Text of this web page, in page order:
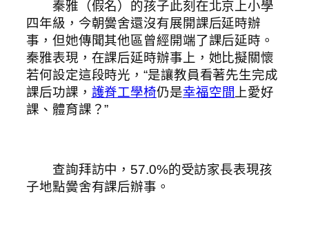
秦雅（假名）的孩子此刻在北京上小學
四年級，今朝黌舍還沒有展開課后延時辦
事，但她傳聞其他區曾經開端了課后延時。
秦雅表現，在課后延時辦事上，她比擬關懷
若何設定這段時光，“是讓教員看著先生完成
課后功課， 護脊工學椅仍是幸福空間 上愛好
課、體育課？”
查詢拜訪中，57.0%的受訪家長表現孩
子地點黌舍有課后辦事。